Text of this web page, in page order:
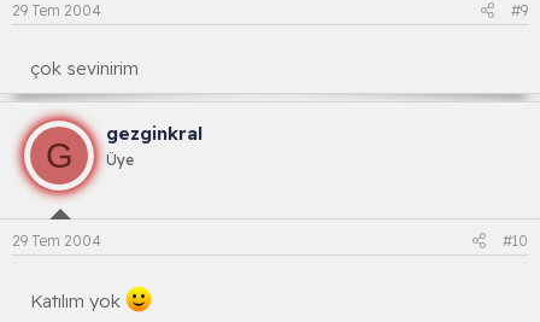
29 Tem 2004 #9
çok sevinirim
G
gezginkral
Üye
29 Tem 2004 #10
Katılım yok